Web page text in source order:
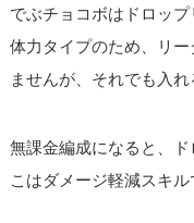
でぶチョコボはドロップ
体力タイプのため、リ
ませんが、それでも入れ
無課金編成になると、
こはダメージ軽減スキル